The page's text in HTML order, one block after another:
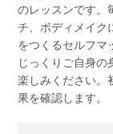
のレッスンです。
チ、ボディメイク
をつくるセルフマ
じっくりご自身の
楽しみください。
果を確認します。